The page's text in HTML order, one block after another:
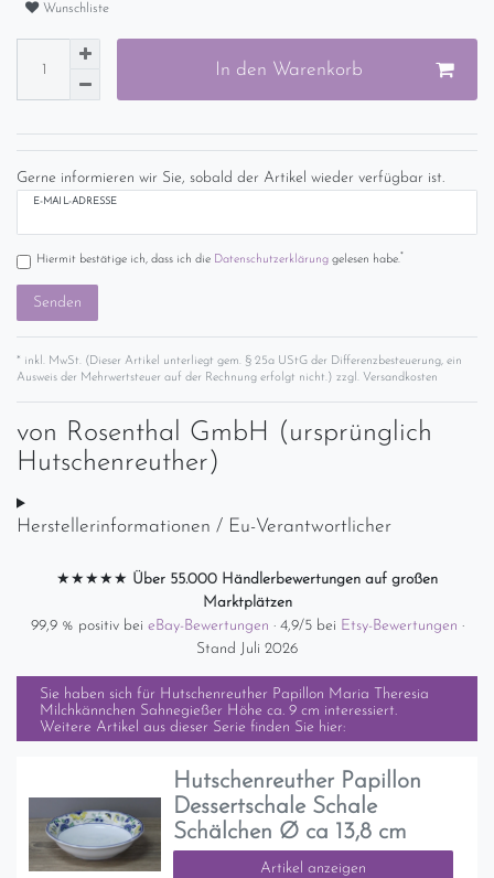
Wunschliste
In den Warenkorb
Gerne informieren wir Sie, sobald der Artikel wieder verfügbar ist.
E-MAIL-ADRESSE
Hiermit bestätige ich, dass ich die Daten­schutz­erklärunggelesen habe.*
Senden
* inkl. MwSt. (Dieser Artikel unterliegt gem. § 25a UStG der Differenzbesteuerung, ein
Ausweis der Mehrwertsteuer auf der Rechnung erfolgt nicht.) zzgl. Versandkosten
von Rosenthal GmbH (ursprünglich
Hutschenreuther)
Herstellerinformationen / Eu-Verantwortlicher
★★★★★ Über 55.000 Händlerbewertungen auf großen
Marktplätzen
99,9 % positiv bei eBay-Bewertungen · 4,9/5 bei Etsy-Bewertungen ·
Stand Juli 2026
Sie haben sich für Hutschenreuther Papillon Maria Theresia
Milchkännchen Sahnegießer Höhe ca. 9 cm interessiert.
Weitere Artikel aus dieser Serie finden Sie hier:
Hutschenreuther Papillon
Dessertschale Schale
Schälchen Ø ca 13,8 cm
Artikel anzeigen